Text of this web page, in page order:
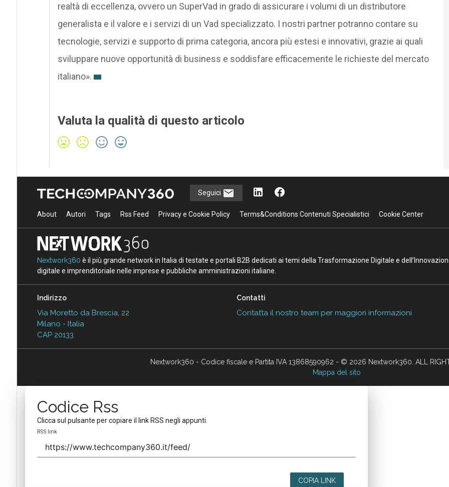
realtà di eccellenza, ovvero un SuperVad in grado di assicurare i volumi di un distributore
generalista e il valore e i servizi di un Vad specializzato. I nostri partner potranno contare su
tecnologie, servizi e supporto di prima categoria, ancora più estesi e innovativi, grazie ai quali
sviluppare nuove opportunità di business e soddisfare efficacemente le richieste del mercato
italiano».
Valuta la qualità di questo articolo
Seguici
About Autori Tags Rss Feed Privacy e Cookie Policy Terms&Conditions Contenuti Specialistici Cookie Center
Nextwork360 è il più grande network in Italia di testate e portali B2B dedicati ai temi della Trasformazione Digitale e
digitale e imprenditoriale nelle imprese e pubbliche amministrazioni italiane.
Indirizzo
Via Moretto da Brescia, 22
Milano - Italia
CAP 20133
Contatti
Contatta il nostro team per maggiori informazioni
Nextwork360 - Codice fiscale e Partita IVA 13868590962 - © 2026 Nextwork360. ALL
Mappa del sito
Codice Rss
Clicca sul pulsante per copiare il link RSS negli appunti.
RSS link
COPIA LINK